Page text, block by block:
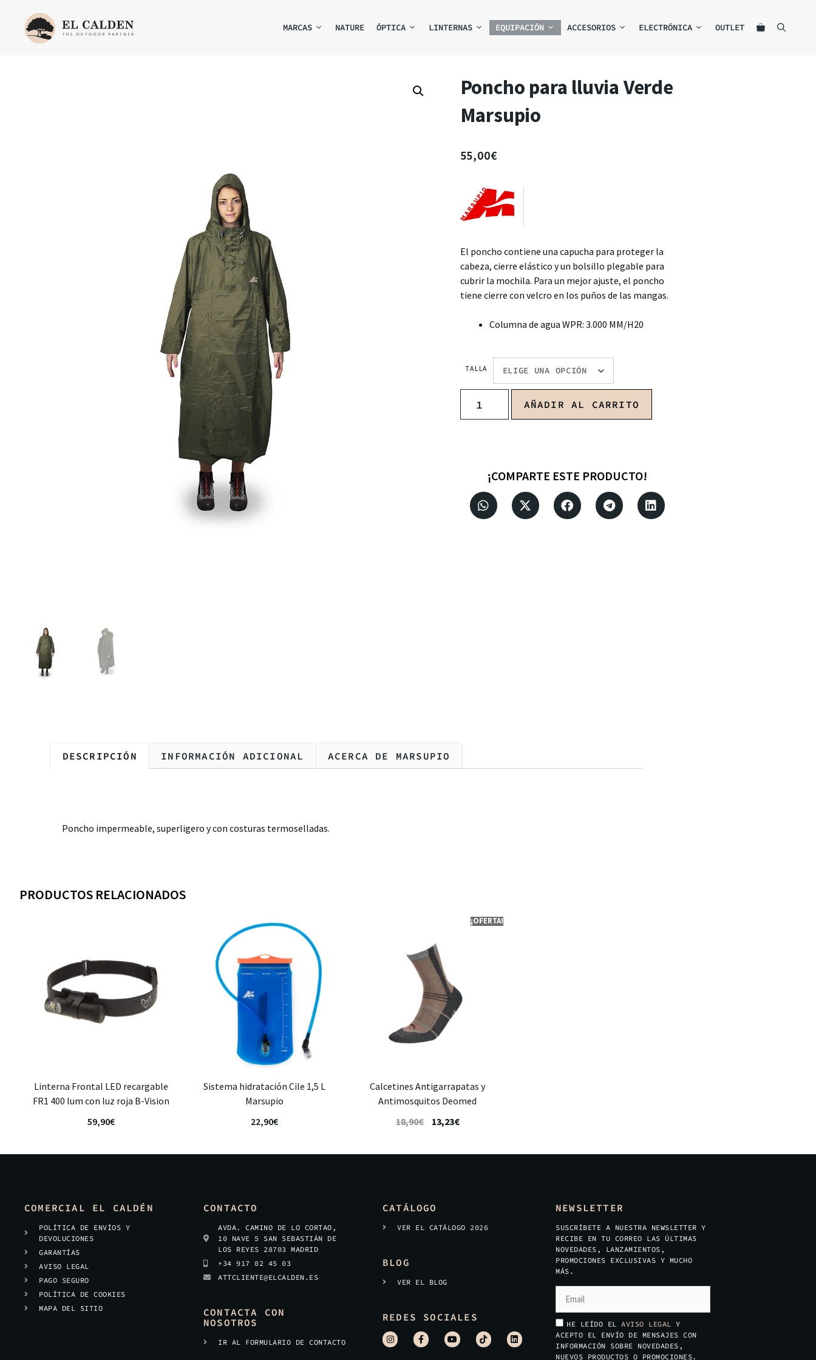
MARCAS NATURE ÓPTICA LINTERNAS EQUIPACIÓN ACCESORIOS ELECTRÓNICA OUTLET
Poncho para lluvia Verde
Marsupio
55,00€
El poncho contiene una capucha para proteger la
cabeza, cierre elástico y un bolsillo plegable para
cubrir la mochila. Para un mejor ajuste, el poncho
tiene cierre con velcro en los puños de las mangas.
Columna de agua WPR: 3.000 MM/H20
TALLA
AÑADIR AL CARRITO
¡COMPARTE ESTE PRODUCTO!
DESCRIPCIÓN INFORMACIÓN ADICIONAL ACERCA DE MARSUPIO
Poncho impermeable, superligero y con costuras termoselladas.
PRODUCTOS RELACIONADOS
Linterna Frontal LED recargable
FR1 400 lum con luz roja B-Vision
59,90€
Sistema hidratación Cile 1,5 L
Marsupio
22,90€
¡OFERTA!
Calcetines Antigarrapatas y
Antimosquitos Deomed
18,90€ 13,23€
COMERCIAL EL CALDÉN
POLÍTICA DE ENVÍOS Y
DEVOLUCIONES
GARANTÍAS
AVISO LEGAL
PAGO SEGURO
POLÍTICA DE COOKIES
MAPA DEL SITIO
CONTACTO
AVDA. CAMINO DE LO CORTAO,
10 NAVE 5 SAN SEBASTIÁN DE
LOS REYES 28703 MADRID
+34 917 02 45 03
ATTCLIENTE@ELCALDEN.ES
CONTACTA CON
NOSOTROS
IR AL FORMULARIO DE CONTACTO
CATÁLOGO
VER EL CATÁLOGO 2026
BLOG
VER EL BLOG
REDES SOCIALES
NEWSLETTER
SUSCRÍBETE A NUESTRA NEWSLETTER Y
RECIBE EN TU CORREO LAS ÚLTIMAS
NOVEDADES, LANZAMIENTOS,
PROMOCIONES EXCLUSIVAS Y MUCHO
MÁS.
HE LEÍDO EL AVISO LEGAL Y
ACEPTO EL ENVÍO DE MENSAJES CON
INFORMACIÓN SOBRE NOVEDADES,
NUEVOS PRODUCTOS O PROMOCIONES.